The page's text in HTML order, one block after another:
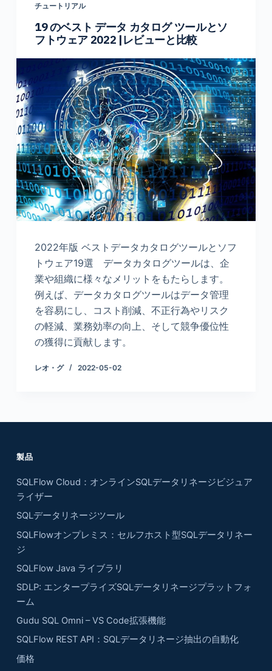
チュートリアル
19 のベスト データ カタログ ツールとソ
フトウェア 2022 |レビューと比較
2022年版 ベストデータカタログツールとソフ
トウェア19選 データカタログツールは、企
業や組織に様々なメリットをもたらします。
例えば、データカタログツールはデータ管理
を容易にし、コスト削減、不正行為やリスク
の軽減、業務効率の向上、そして競争優位性
の獲得に貢献します。
レオ・グ 2022-05-02
製品
SQLFlow Cloud：オンラインSQLデータリネージビジュア
ライザー
SQLデータリネージツール
SQLFlowオンプレミス：セルフホスト型SQLデータリネー
ジ
SQLFlow Java ライブラリ
SDLP: エンタープライズSQLデータリネージプラットフォ
ーム
Gudu SQL Omni – VS Code拡張機能
SQLFlow REST API：SQLデータリネージ抽出の自動化
価格